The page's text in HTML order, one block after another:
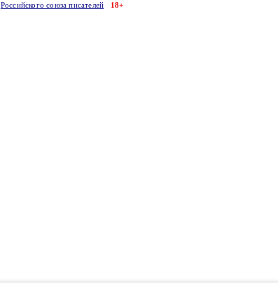
Российского союза писателей 18+